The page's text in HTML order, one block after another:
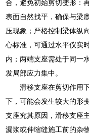
合，避免初始剪切变形：
表面自然找平，确保与梁
压现象；严格控制梁体纵
心标准，可通过水平仪实
内；两端支座需处于同一
发局部应力集中。
滑移支座在剪切作用
下，可能会发生较大的形
支座究其原因，滑移支座
漏浆或伸缩缝施工前的杂